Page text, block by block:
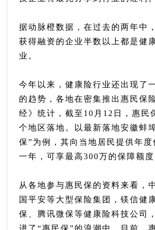
据动脉橙数据，在过去的两年中
获得融资的企业半数以上都是健
业。
今年以来，健康险行业还出现了
的趋势，各地在密集推出惠民保
经》统计，截至10月12日，惠民
个地区落地。以最新落地安徽蚌
保”为例，其向当地居民提供年度
一年，可享最高300万的保障额度
从各地参与惠民保的资料来看，
国平安等大型保险集团，镁信健
保、腾讯微保等健康险科技公司
进了“惠民保”的浪潮中。目前，